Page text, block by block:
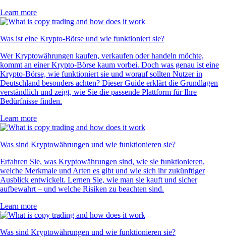
Learn more
Was ist eine Krypto-Börse und wie funktioniert sie?
Wer Kryptowährungen kaufen, verkaufen oder handeln möchte,
kommt an einer Krypto-Börse kaum vorbei. Doch was genau ist eine
Krypto-Börse, wie funktioniert sie und worauf sollten Nutzer in
Deutschland besonders achten? Dieser Guide erklärt die Grundlagen
verständlich und zeigt, wie Sie die passende Plattform für Ihre
Bedürfnisse finden.
Learn more
Was sind Kryptowährungen und wie funktionieren sie?
Erfahren Sie, was Kryptowährungen sind, wie sie funktionieren,
welche Merkmale und Arten es gibt und wie sich ihr zukünftiger
Ausblick entwickelt. Lernen Sie, wie man sie kauft und sicher
aufbewahrt – und welche Risiken zu beachten sind.
Learn more
Was sind Kryptowährungen und wie funktionieren sie?